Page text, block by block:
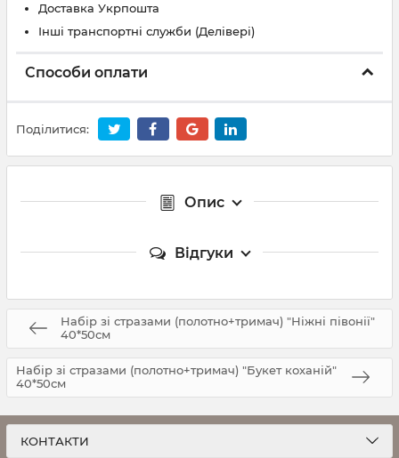
Доставка Укрпошта
Інші транспортні служби (Делівері)
Способи оплати
Поділитися:
Опис
Відгуки
Набір зі стразами (полотно+тримач) "Ніжні півонії"
40*50см
Набір зі стразами (полотно+тримач) "Букет коханій"
40*50см
КОНТАКТИ